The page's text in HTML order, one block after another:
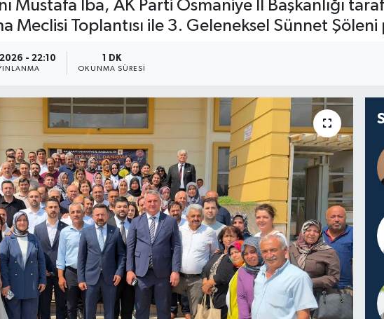
Mustafa İba, AK Parti Osmaniye İl Başkanlığı
Meclisi Toplantısı ile 3. Geleneksel Sünnet Şöleni
- 22:10 1 DK
OKUNMA SÜRESI